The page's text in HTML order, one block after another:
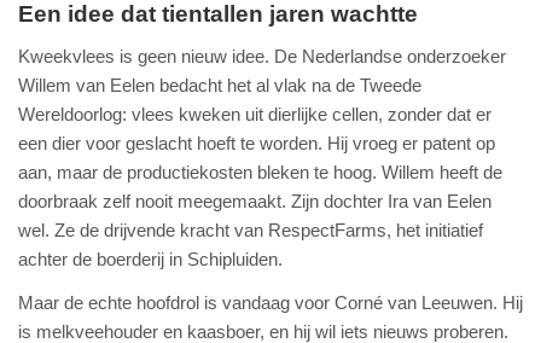
Een idee dat tientallen jaren wachtte
Kweekvlees is geen nieuw idee. De Nederlandse onderzoeker
Willem van Eelen bedacht het al vlak na de Tweede
Wereldoorlog: vlees kweken uit dierlijke cellen, zonder dat er
een dier voor geslacht hoeft te worden. Hij vroeg er patent op
aan, maar de productiekosten bleken te hoog. Willem heeft de
doorbraak zelf nooit meegemaakt. Zijn dochter Ira van Eelen
wel. Ze de drijvende kracht van RespectFarms, het initiatief
achter de boerderij in Schipluiden.
Maar de echte hoofdrol is vandaag voor Corné van Leeuwen. Hij
is melkveehouder en kaasboer, en hij wil iets nieuws proberen.